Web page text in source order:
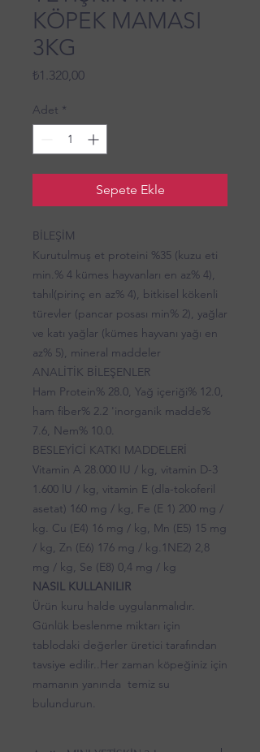
KÖPEK MAMASI
3KG
₺1.320,00Fiyat
Adet *
Sepete Ekle
BİLEŞİM
Kurutulmuş et proteini %35 (kuzu eti
min.% 4 kümes hayvanları en az% 4),
tahıl(pirinç en az% 4), bitkisel kökenli
türevler (pancar posası min% 2), yağlar
ve katı yağlar (kümes hayvanı yağı en
az% 5), mineral maddeler
ANALİTİK BİLEŞENLER
Ham Protein% 28.0, Yağ içeriği% 12.0,
ham fiber% 2.2 'inorganik madde%
7.6, Nem% 10.0.
BESLEYİCİ KATKI MADDELERİ
Vitamin A 28.000 IU / kg, vitamin D-3
1.600 lU / kg, vitamin E (dla-tokoferil
asetat) 160 mg / kg, Fe (E 1) 200 mg /
kg. Cu (E4) 16 mg / kg, Mn (E5) 15 mg
/ kg, Zn (E6) 176 mg / kg.1NE2) 2,8
mg / kg, Se (E8) 0,4 mg / kg
NASIL KULLANILIR
Ürün kuru halde uygulanmalıdır.
Günlük beslenme miktarı için
tablodaki değerler üretici tarafından
tavsiye edilir..Her zaman köpeğiniz için
mamanın yanında temiz su
bulundurun.